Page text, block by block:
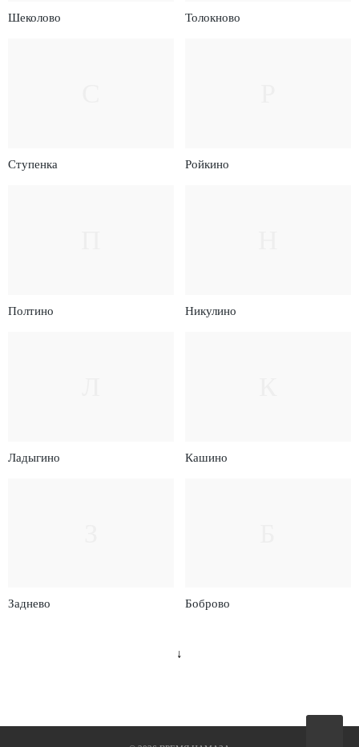
Шеколово Толокново
Ступенка Ройкино
Полтино Никулино
Ладыгино Кашино
Заднево Боброво
↓